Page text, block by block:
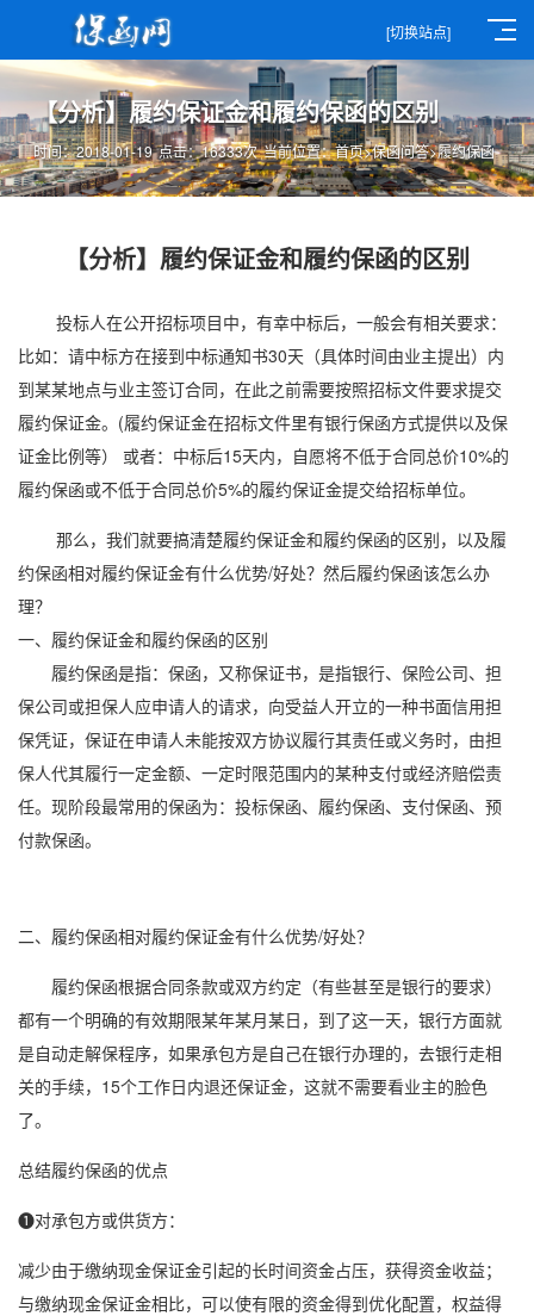
[切换站点]
【分析】履约保证金和履约保函的区别
当前位置：首页>保函问答>履约保函
时间：2018-01-19 点击：16333次
【分析】履约保证金和履约保函的区别
投标人在公开招标项目中，有幸中标后，一般会有相关要求：
比如：请中标方在接到中标通知书30天（具体时间由业主提出）内
到某某地点与业主签订合同，在此之前需要按照招标文件要求提交
履约保证金。(履约保证金在招标文件里有银行保函方式提供以及保
证金比例等） 或者：中标后15天内，自愿将不低于合同总价10%的
履约保函或不低于合同总价5%的履约保证金提交给招标单位。
那么，我们就要搞清楚履约保证金和履约保函的区别，以及履
约保函相对履约保证金有什么优势/好处？然后履约保函该怎么办
理？
一、履约保证金和履约保函的区别
履约保函是指：保函，又称保证书，是指银行、保险公司、担
保公司或担保人应申请人的请求，向受益人开立的一种书面信用担
保凭证，保证在申请人未能按双方协议履行其责任或义务时，由担
保人代其履行一定金额、一定时限范围内的某种支付或经济赔偿责
任。现阶段最常用的保函为： 投标保函、履约保函、支付保函、 预
付款保函。
二、履约保函相对履约保证金有什么优势/好处？
履约保函根据合同条款或双方约定（有些甚至是银行的要求）
都有一个明确的有效期限某年某月某日，到了这一天，银行方面就
是自动走解保程序，如果承包方是自己在银行办理的，去银行走相
关的手续，15个工作日内退还保证金，这就不需要看业主的脸色
了。
总结履约保函的优点
❶对承包方或供货方：
减少由于缴纳现金保证金引起的长时间资金占压，获得资金收益；
与缴纳现金保证金相比，可以使有限的资金得到优化配置，权益得